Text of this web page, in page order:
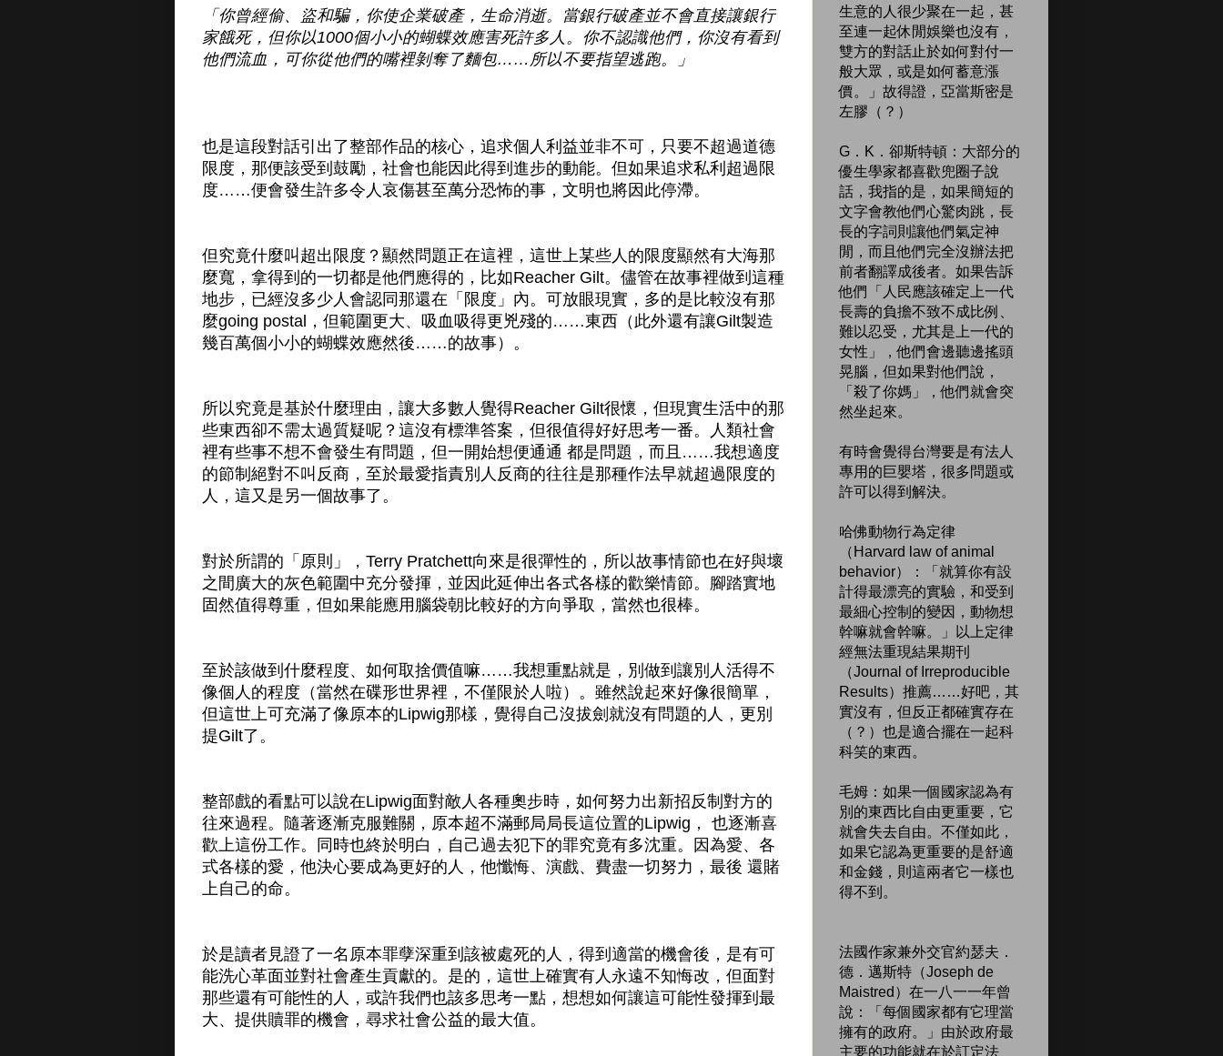
「你曾經偷、盜和騙，你使企業破產，生命消逝。當銀行破產並不會直接讓銀行
家餓死，但你以1000個小小的蝴蝶效應害死許多人。你不認識他們，你沒有看到
他們流血，可你從他們的嘴裡剝奪了麵包……所以不要指望逃跑。」
也是這段對話引出了整部作品的核心，追求個人利益並非不可，只要不超過道德
限度，那便該受到鼓勵，社會也能因此得到進步的動能。但如果追求私利超過限
度……便會發生許多令人哀傷甚至萬分恐怖的事，文明也將因此停滯。
但究竟什麼叫超出限度？顯然問題正在這裡，這世上某些人的限度顯然有大海那
麼寬，拿得到的一切都是他們應得的，比如Reacher Gilt。儘管在故事裡做到這種
地步，已經沒多少人會認同那還在「限度」內。可放眼現實，多的是比較沒有那
麼going postal，但範圍更大、吸血吸得更兇殘的……東西（此外還有讓Gilt製造
幾百萬個小小的蝴蝶效應然後……的故事）。
所以究竟是基於什麼理由，讓大多數人覺得Reacher Gilt很懷，但現實生活中的那
些東西卻不需太過質疑呢？這沒有標準答案，但很值得好好思考一番。人類社會
裡有些事不想不會發生有問題，但一開始想便通通 都是問題，而且……我想適度
的節制絕對不叫反商，至於最愛指責別人反商的往往是那種作法早就超過限度的
人，這又是另一個故事了。
對於所謂的「原則」，Terry Pratchett向來是很彈性的，所以故事情節也在好與壞
之間廣大的灰色範圍中充分發揮，並因此延伸出各式各樣的歡樂情節。腳踏實地
固然值得尊重，但如果能應用腦袋朝比較好的方向爭取，當然也很棒。
至於該做到什麼程度、如何取捨價值嘛……我想重點就是，別做到讓別人活得不
像個人的程度（當然在碟形世界裡，不僅限於人啦）。雖然說起來好像很簡單，
但這世上可充滿了像原本的Lipwig那樣，覺得自己沒拔劍就沒有問題的人，更別
提Gilt了。
整部戲的看點可以說在Lipwig面對敵人各種奧步時，如何努力出新招反制對方的
往來過程。隨著逐漸克服難關，原本超不滿郵局局長這位置的Lipwig， 也逐漸喜
歡上這份工作。同時也終於明白，自己過去犯下的罪究竟有多沈重。因為愛、各
式各樣的愛，他決心要成為更好的人，他懺悔、演戲、費盡一切努力，最後 還賭
上自己的命。
於是讀者見證了一名原本罪孽深重到該被處死的人，得到適當的機會後，是有可
能洗心革面並對社會產生貢獻的。是的，這世上確實有人永遠不知悔改，但面對
那些還有可能性的人，或許我們也該多思考一點，想想如何讓這可能性發揮到最
大、提供贖罪的機會，尋求社會公益的最大值。
生意的人很少聚在一起，甚
至連一起休閒娛樂也沒有，
雙方的對話止於如何對付一
般大眾，或是如何蓄意漲
價。」故得證，亞當斯密是
左膠（？）
G．K．卻斯特頓：大部分的
優生學家都喜歡兜圈子說
話，我指的是，如果簡短的
文字會教他們心驚肉跳，長
長的字詞則讓他們氣定神
閒，而且他們完全沒辦法把
前者翻譯成後者。如果告訴
他們「人民應該確定上一代
長壽的負擔不致不成比例、
難以忍受，尤其是上一代的
女性」，他們會邊聽邊搖頭
晃腦，但如果對他們說，
「殺了你媽」，他們就會突
然坐起來。
有時會覺得台灣要是有法人
專用的巨嬰塔，很多問題或
許可以得到解決。
哈佛動物行為定律
（Harvard law of animal
behavior）：「就算你有設
計得最漂亮的實驗，和受到
最細心控制的變因，動物想
幹嘛就會幹嘛。」以上定律
經無法重現結果期刊
（Journal of Irreproducible
Results）推薦……好吧，其
實沒有，但反正都確實存在
（？）也是適合擺在一起科
科笑的東西。
毛姆：如果一個國家認為有
別的東西比自由更重要，它
就會失去自由。不僅如此，
如果它認為更重要的是舒適
和金錢，則這兩者它一樣也
得不到。
法國作家兼外交官約瑟夫．
德．邁斯特（Joseph de
Maistred）在一八一一年曾
說：「每個國家都有它理當
擁有的政府。」由於政府最
主要的功能就在於訂定法